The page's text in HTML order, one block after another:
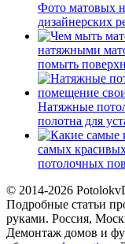
Фото матовых
дизайнерских
натяжными
помыть
Натяжные
полотна для
самых
потолочных
© 2014-2026
Подробные статьи
руками. Россия,
Демонтаж домов и